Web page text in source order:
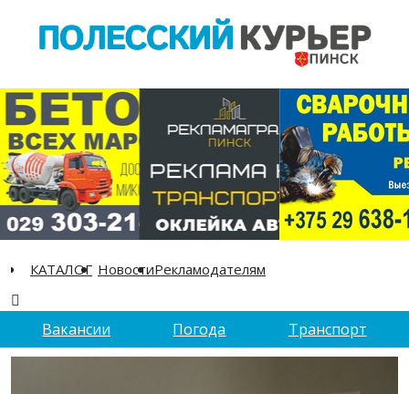
КАТАЛОГ НовостиРекламодателям
Вакансии Погода Транспорт